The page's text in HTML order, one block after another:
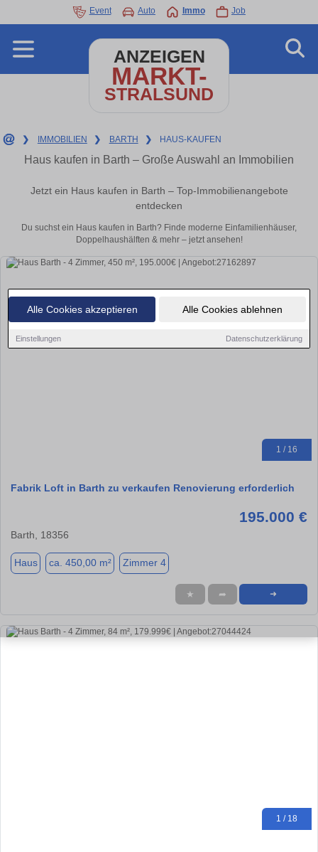
Alle Cookies akzeptieren Alle Cookies ablehnen
Einstellungen Datenschutzerklärung
Event Auto Immo Job
ANZEIGEN
MARKT-
STRALSUND
❯ IMMOBILIEN ❯ BARTH ❯ HAUS-KAUFEN
Haus kaufen in Barth – Große Auswahl an Immobilien
Jetzt ein Haus kaufen in Barth – Top-Immobilienangebote
entdecken
Du suchst ein Haus kaufen in Barth? Finde moderne Einfamilienhäuser,
Doppelhaushälften & mehr – jetzt ansehen!
1 / 16
Fabrik Loft in Barth zu verkaufen Renovierung erforderlich
195.000 €
Barth, 18356
Haus ca. 450,00 m² Zimmer 4
★ ➦ ➜
1 / 18